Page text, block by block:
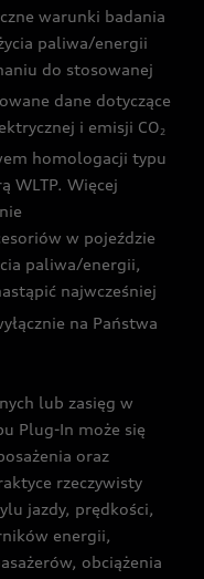
warunki badania
paliwa/energii
do stosowanej
dane dotyczące
i emisji CO2
homologacji typu
WLTP. Więcej
w pojeździe
paliwa/energii,
najwcześniej
na Państwa
lub zasięg w
Plug-In może się
oraz
rzeczywisty
jazdy, prędkości,
energii,
obciążenia